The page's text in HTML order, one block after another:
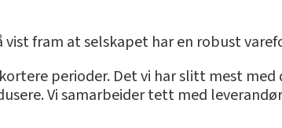
fram at selskapet har en robust
perioder. Det vi har slitt mest med
Vi samarbeider tett med